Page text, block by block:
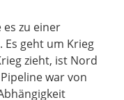
zu einer
geht um Krieg
zieht, ist Nord
war von